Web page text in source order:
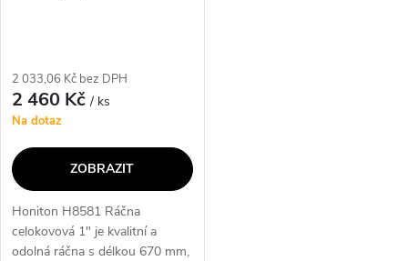
2 033,06 Kč bez DPH
2 460 Kč/ ks
Na dotaz
ZOBRAZIT
Honiton H8581 Ráčna
celokovová 1" je kvalitní a
odolná ráčna s délkou 670 mm,